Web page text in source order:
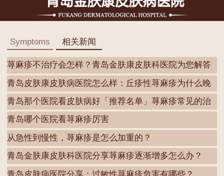
Symptoms 相关新闻
荨麻疹不治疗会怎样？青岛金肤康皮肤科医院为您解答
青岛皮肤康皮肤病医院怎么样：丘疹性荨麻疹为什么晚
上
青岛那个医院看皮肤病好「推荐名单」荨麻疹常见的治
疗
青岛哪个医院看荨麻疹厉害
从急性到慢性，荨麻疹是怎么加重的？
青岛金肤康皮肤科医院分享荨麻疹逐渐增多怎么办？
青岛皮肤病医院分享：过敏性荨麻疹危害有哪些？